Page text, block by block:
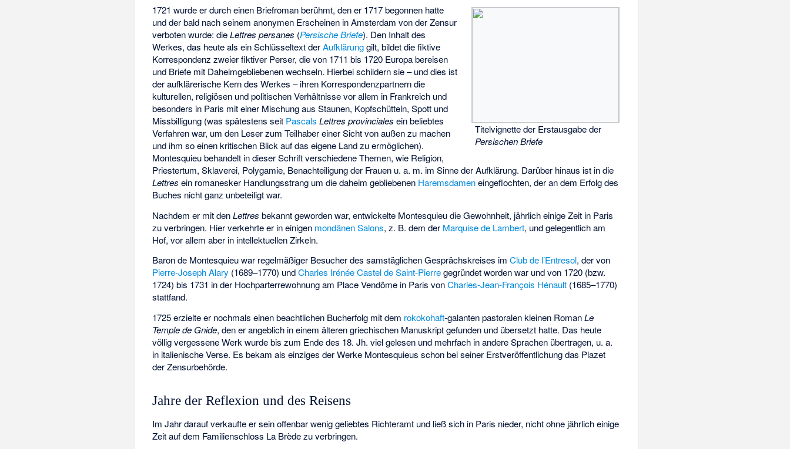
Titelvignette der Erstausgabe der
Persischen Briefe
1721 wurde er durch einen Briefroman berühmt, den er 1717 begonnen hatte
und der bald nach seinem anonymen Erscheinen in Amsterdam von der Zensur
verboten wurde: dieLettres persanes (Persische Briefe). Den Inhalt des
Werkes, das heute als ein Schlüsseltext derAufklärunggilt, bildet die fiktive
Korrespondenz zweier fiktiver Perser, die von 1711 bis 1720 Europa bereisen
und Briefe mit Daheimgebliebenen wechseln. Hierbei schildern sie – und dies ist
der aufklärerische Kern des Werkes – ihren Korrespondenzpartnern die
kulturellen, religiösen und politischen Verhältnisse vor allem in Frankreich und
besonders in Paris mit einer Mischung aus Staunen, Kopfschütteln, Spott und
Missbilligung (was spätestens seit Pascals Lettres provinciales ein beliebtes
Verfahren war, um den Leser zum Teilhaber einer Sicht von außen zu machen
und ihm so einen kritischen Blick auf das eigene Land zu ermöglichen).
Montesquieu behandelt in dieser Schrift verschiedene Themen, wie Religion,
Priestertum, Sklaverei, Polygamie, Benachteiligung der Frauen u. a. m. im Sinne der Aufklärung. Darüber hinaus ist in die
Lettres ein romanesker Handlungsstrang um die daheim gebliebenen Haremsdameneingeflochten, der an dem Erfolg des
Buches nicht ganz unbeteiligt war.
Nachdem er mit denLettres bekannt geworden war, entwickelte Montesquieu die Gewohnheit, jährlich einige Zeit in Paris
zu verbringen. Hier verkehrte er in einigen mondänen Salons, z. B. dem der Marquise de Lambert, und gelegentlich am
Hof, vor allem aber in intellektuellen Zirkeln.
Baron de Montesquieu war regelmäßiger Besucher des samstäglichen Gesprächskreises imClub de l’Entresol, der von
Pierre-Joseph Alary (1689–1770) undCharles Irénée Castel de Saint-Pierregegründet worden war und von 1720 (bzw.
1724) bis 1731 in der Hochparterrewohnung am Place Vendôme in Paris vonCharles-Jean-François Hénault (1685–1770)
stattfand.
1725 erzielte er nochmals einen beachtlichen Bucherfolg mit dem rokokohaft-galanten pastoralen kleinen RomanLe
Temple de Gnide, den er angeblich in einem älteren griechischen Manuskript gefunden und übersetzt hatte. Das heute
völlig vergessene Werk wurde bis zum Ende des 18. Jh. viel gelesen und mehrfach in andere Sprachen übertragen, u. a.
in italienische Verse. Es bekam als einziges der Werke Montesquieus schon bei seiner Erstveröffentlichung das Plazet
der Zensurbehörde.
Jahre der Reflexion und des Reisens
Im Jahr darauf verkaufte er sein offenbar wenig geliebtes Richteramt und ließ sich in Paris nieder, nicht ohne jährlich einige
Zeit auf dem Familienschloss La Brède zu verbringen.